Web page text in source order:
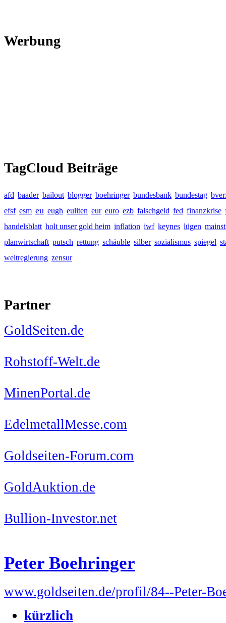
Werbung
TagCloud Beiträge
afd baader bailout blogger boehringer bundesbank bundestag
efsf esm eu eugh euliten eur euro ezb falschgeld fed finanzkrise
handelsblatt holt unser gold heim inflation iwf keynes lügen
planwirtschaft putsch rettung schäuble silber sozialismus spiegel
weltregierung zensur
Partner
GoldSeiten.de
Rohstoff-Welt.de
MinenPortal.de
EdelmetallMesse.com
Goldseiten-Forum.com
GoldAuktion.de
Bullion-Investor.net
Peter Boehringer
www.goldseiten.de/profil/84--Peter-
kürzlich